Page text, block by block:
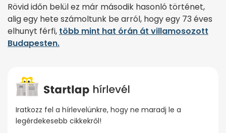
Rövid időn belül ez már második hasonló történet,
alig egy hete számoltunk be arról, hogy egy 73 éves
elhunyt férfi, több mint hat órán át villamosozott
Budapesten.
Iratkozz fel a hírlevelünkre, hogy ne maradj le a
legérdekesebb cikkekről!